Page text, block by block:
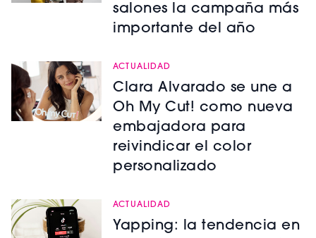
salones la campaña más
importante del año
ACTUALIDAD
Clara Alvarado se une a
Oh My Cut! como nueva
embajadora para
reivindicar el color
personalizado
ACTUALIDAD
Yapping: la tendencia en